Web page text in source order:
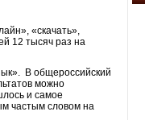
«скачать»,
12 тысяч раз на
В общероссийский
можно
и самое
частым словом на